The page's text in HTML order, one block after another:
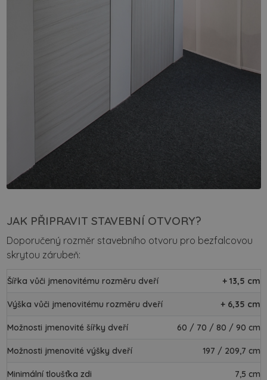
JAK PŘIPRAVIT STAVEBNÍ OTVORY?
Doporučený rozměr stavebního otvoru pro bezfalcovou
skrytou zárubeň:
Šířka vůči jmenovitému rozměru dveří + 13,5 cm
Výška vůči jmenovitému rozměru dveří + 6,35 cm
Možnosti jmenovité šířky dveří 60 / 70 / 80 / 90 cm
Možnosti jmenovité výšky dveří 197 / 209,7 cm
Minimální tloušťka zdi 7,5 cm